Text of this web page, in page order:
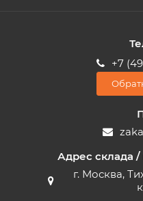
+7
Адрес склада /
г. Москва,